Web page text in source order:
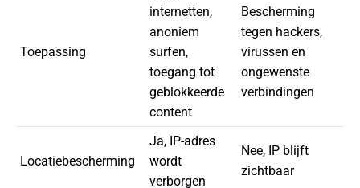
Toepassing
internetten,
anoniem
surfen,
toegang tot
geblokkeerde
content
Bescherming
tegen hackers,
virussen en
ongewenste
verbindingen
Locatiebescherming
Ja, IP-adres
wordt
verborgen
Nee, IP blijft
zichtbaar